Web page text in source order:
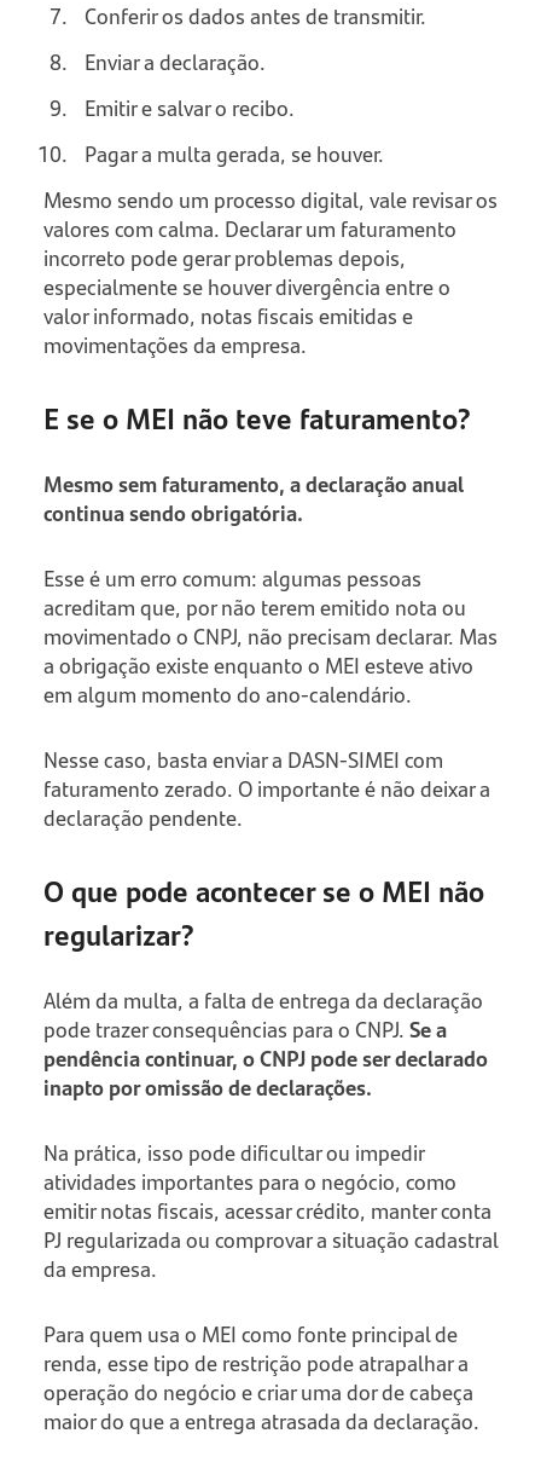
Conferir os dados antes de transmitir.
Enviar a declaração.
Emitir e salvar o recibo.
Pagar a multa gerada, se houver.
Mesmo sendo um processo digital, vale revisar os
valores com calma. Declarar um faturamento
incorreto pode gerar problemas depois,
especialmente se houver divergência entre o
valor informado, notas fiscais emitidas e
movimentações da empresa.
E se o MEI não teve faturamento?
Mesmo sem faturamento, a declaração anual
continua sendo obrigatória.
Esse é um erro comum: algumas pessoas
acreditam que, por não terem emitido nota ou
movimentado o CNPJ, não precisam declarar. Mas
a obrigação existe enquanto o MEI esteve ativo
em algum momento do ano-calendário.
Nesse caso, basta enviar a DASN-SIMEI com
faturamento zerado. O importante é não deixar a
declaração pendente.
O que pode acontecer se o MEI não
regularizar?
Além da multa, a falta de entrega da declaração
pode trazer consequências para o CNPJ.Se a
pendência continuar, o CNPJ pode ser declarado
inapto por omissão de declarações.
Na prática, isso pode dificultar ou impedir
atividades importantes para o negócio, como
emitir notas fiscais, acessar crédito, manter conta
PJ regularizada ou comprovar a situação cadastral
da empresa.
Para quem usa o MEI como fonte principal de
renda, esse tipo de restrição pode atrapalhar a
operação do negócio e criar uma dor de cabeça
maior do que a entrega atrasada da declaração.